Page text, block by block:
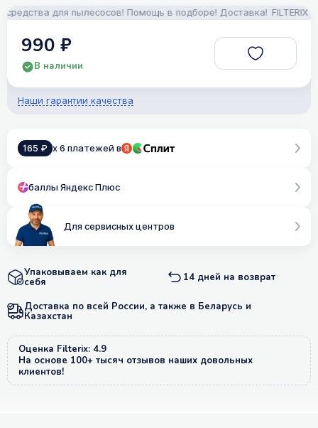
для пылесосов! Помощь в подборе! Доставка! FILTERIX —
990 ₽
В наличии
Наши гарантии качества
165 ₽ x 6 платежей в
баллы Яндекс Плюс
Для сервисных центров
Упаковываем как для
себя 14 дней на возврат
Доставка по всей России, а также в Беларусь и
Казахстан
Оценка Filterix: 4.9
На основе 100+ тысяч отзывов наших довольных
клиентов!